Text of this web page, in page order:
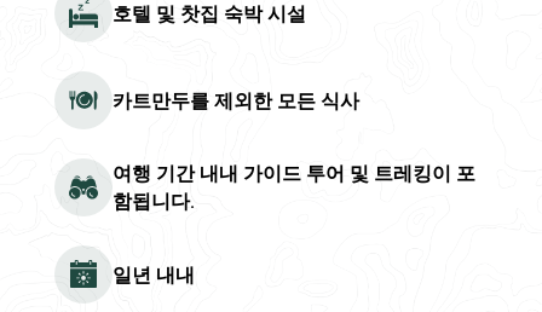
호텔 및 찻집 숙박 시설
카트만두를 제외한 모든 식사
여행 기간 내내 가이드 투어 및 트레킹이 포
함됩니다.
일년 내내